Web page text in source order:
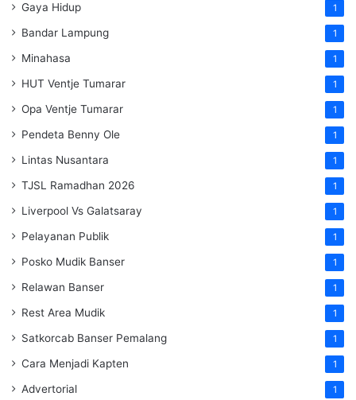
Gaya Hidup 1
Bandar Lampung 1
Minahasa 1
HUT Ventje Tumarar 1
Opa Ventje Tumarar 1
Pendeta Benny Ole 1
Lintas Nusantara 1
TJSL Ramadhan 2026 1
Liverpool Vs Galatsaray 1
Pelayanan Publik 1
Posko Mudik Banser 1
Relawan Banser 1
Rest Area Mudik 1
Satkorcab Banser Pemalang 1
Cara Menjadi Kapten 1
Advertorial 1